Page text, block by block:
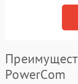
PowerCom